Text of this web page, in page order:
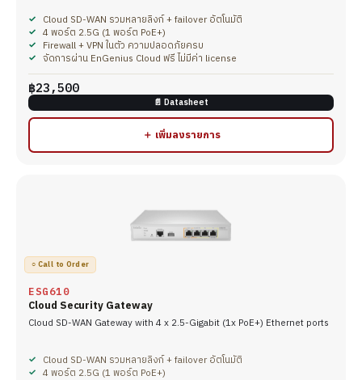
Cloud SD-WAN รวมหลายลิงก์ + failover อัตโนมัติ
4 พอร์ต 2.5G (1 พอร์ต PoE+)
Firewall + VPN ในตัว ความปลอดภัยครบ
จัดการผ่าน EnGenius Cloud ฟรี ไม่มีค่า license
฿23,500
📄 Datasheet
＋ เพิ่มลงรายการ
○ Call to Order
ESG610
Cloud Security Gateway
Cloud SD-WAN Gateway with 4 x 2.5-Gigabit (1x PoE+) Ethernet ports
Cloud SD-WAN รวมหลายลิงก์ + failover อัตโนมัติ
4 พอร์ต 2.5G (1 พอร์ต PoE+)